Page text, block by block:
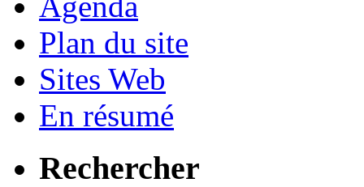
Plan du site
Sites Web
En résumé
Rechercher